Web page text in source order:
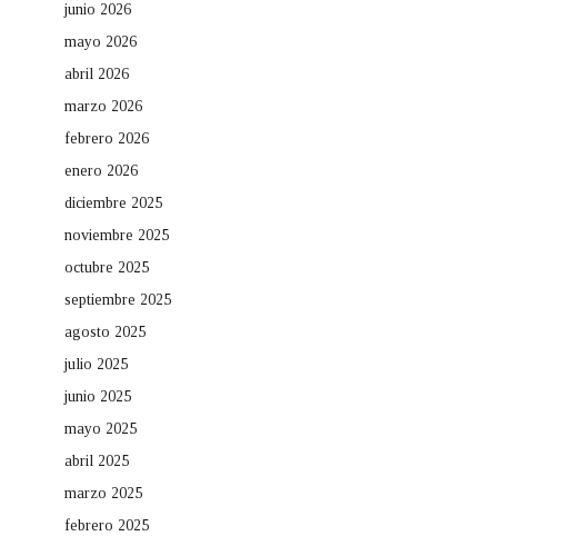
junio 2026
mayo 2026
abril 2026
marzo 2026
febrero 2026
enero 2026
diciembre 2025
noviembre 2025
octubre 2025
septiembre 2025
agosto 2025
julio 2025
junio 2025
mayo 2025
abril 2025
marzo 2025
febrero 2025